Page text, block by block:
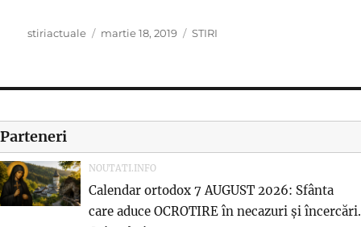
Author
stiriactuale
Posted
martie 18, 2019 Categories
STIRI
Parteneri
NOUTATI.INFO
Calendar ortodox 7 AUGUST 2026: Sfânta
care aduce OCROTIRE în necazuri și încercări.